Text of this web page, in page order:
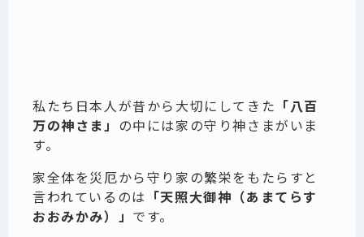
私たち日本人が昔から大切にしてきた 「八百
万の神さま」 の中には家の守り神さまがいま
す。
家全体を災厄から守り家の繁栄をもたらすと
言われているのは 「天照大御神（あまてらす
おおみかみ）」 です。